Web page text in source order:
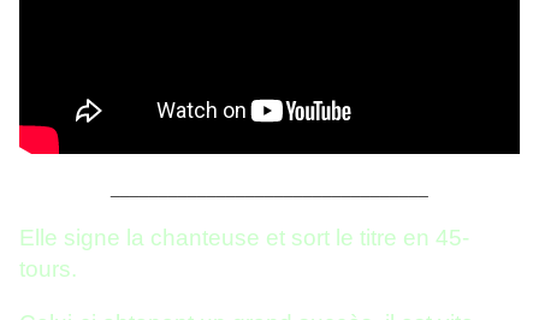
Elle signe la chanteuse et sort le titre en 45-
tours.